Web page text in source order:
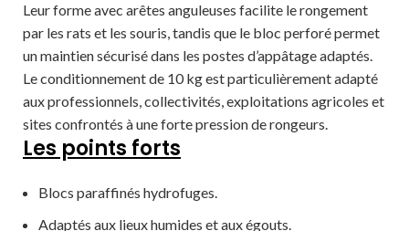
Leur forme avec arêtes anguleuses facilite le rongement
par les rats et les souris, tandis que le bloc perforé permet
un maintien sécurisé dans les postes d’appâtage adaptés.
Le conditionnement de 10 kg est particulièrement adapté
aux professionnels, collectivités, exploitations agricoles et
sites confrontés à une forte pression de rongeurs.
Les points forts
Blocs paraffinés hydrofuges.
Adaptés aux lieux humides et aux égouts.